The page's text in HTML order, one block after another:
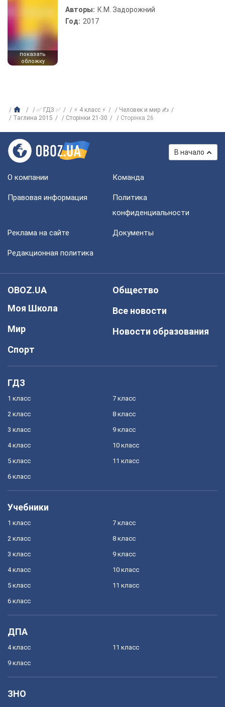
показать
обложку
Авторы: К.М. Задорожний
Год: 2017
✅ ГДЗ ✅ ⚡ 4 класс ⚡
Человек и мир ✍
Таглина 2015
Сторінки 21-30 Сторінка 26
В начало
О компании Команда
Правовая информация
Политика
конфиденциальности
Реклама на сайте Документы
Редакционная политика
OBOZ.UA
Моя Школа
Мир
Спорт
Общество
Все новости
Новости образования
ГДЗ
1 класс
2 класс
3 класс
4 класс
5 класс
6 класс
7 класс
8 класс
9 класс
10 класс
11 класс
Учебники
1 класс
2 класс
3 класс
4 класс
5 класс
6 класс
7 класс
8 класс
9 класс
10 класс
11 класс
ДПА
4 класс
9 класс
11 класс
ЗНО